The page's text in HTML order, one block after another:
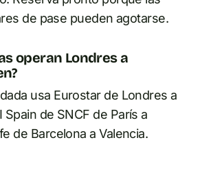
de pase pueden agotarse.
operan Londres a
usa Eurostar de Londres a
Spain de SNCF de París a
de Barcelona a Valencia.